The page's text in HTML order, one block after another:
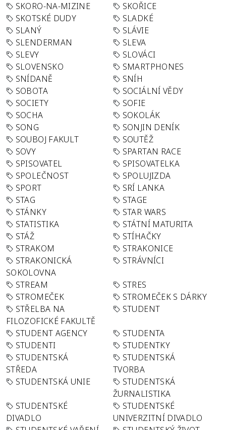
SKORO-NA-MIZINE
SKOŘICE
SKOTSKÉ DUDY
SLADKÉ
SLANÝ
SLÁVIE
SLENDERMAN
SLEVA
SLEVY
SLOVÁCI
SLOVENSKO
SMARTPHONES
SNÍDANĚ
SNÍH
SOBOTA
SOCIÁLNÍ VĚDY
SOCIETY
SOFIE
SOCHA
SOKOLÁK
SONG
SONJIN DENÍK
SOUBOJ FAKULT
SOUTĚŽ
SOVY
SPARTAN RACE
SPISOVATEL
SPISOVATELKA
SPOLEČNOST
SPOLUJIZDA
SPORT
SRÍ LANKA
STAG
STAGE
STÁNKY
STAR WARS
STATISTIKA
STÁTNÍ MATURITA
STÁŽ
STÍHAČKY
STRAKOM
STRAKONICE
STRAKONICKÁ
SOKOLOVNA
STRÁVNÍCI
STREAM
STRES
STROMEČEK
STROMEČEK S DÁRKY
STŘELBA NA
FILOZOFICKÉ FAKULTĚ
STUDENT
STUDENT AGENCY
STUDENTA
STUDENTI
STUDENTKY
STUDENTSKÁ
STŘEDA
STUDENTSKÁ
TVORBA
STUDENTSKÁ UNIE
STUDENTSKÁ
ŽURNALISTIKA
STUDENTSKÉ
DIVADLO
STUDENTSKÉ
UNIVERZITNÍ DIVADLO